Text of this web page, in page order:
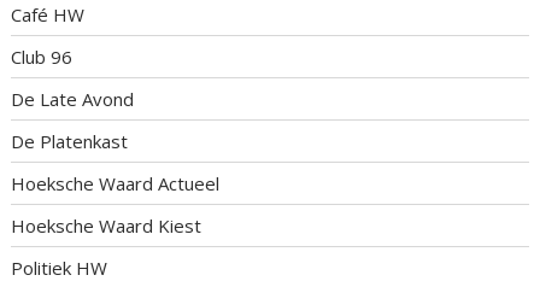
Café HW
Club 96
De Late Avond
De Platenkast
Hoeksche Waard Actueel
Hoeksche Waard Kiest
Politiek HW